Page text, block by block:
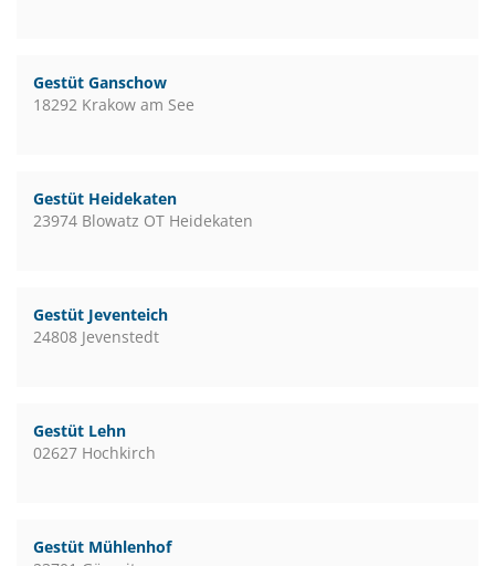
Gestüt Ganschow
18292 Krakow am See
Gestüt Heidekaten
23974 Blowatz OT Heidekaten
Gestüt Jeventeich
24808 Jevenstedt
Gestüt Lehn
02627 Hochkirch
Gestüt Mühlenhof